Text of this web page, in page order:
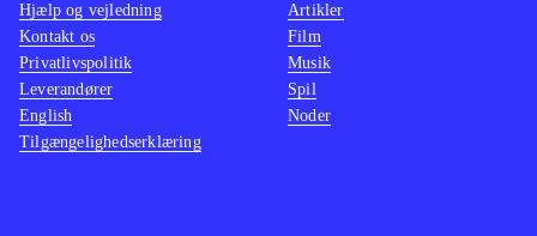
Hjælp og vejledning
Kontakt os
Privatlivspolitik
Leverandører
English
Tilgængelighedserklæring
Artikler
Film
Musik
Spil
Noder